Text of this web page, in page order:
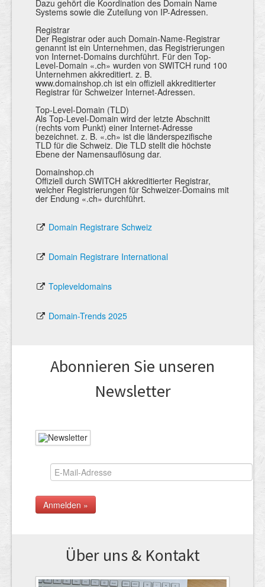
Dazu gehört die Koordination des Domain Name
Systems sowie die Zuteilung von IP-Adressen.
Registrar
Der Registrar oder auch Domain-Name-Registrar
genannt ist ein Unternehmen, das Registrierungen
von Internet-Domains durchführt. Für den Top-
Level-Domain «.ch» wurden von SWITCH rund 100
Unternehmen akkreditiert. z. B.
www.domainshop.ch ist ein offiziell akkreditierter
Registrar für Schweizer Internet-Adressen.
Top-Level-Domain (TLD)
Als Top-Level-Domain wird der letzte Abschnitt
(rechts vom Punkt) einer Internet-Adresse
bezeichnet. z. B. «.ch» ist die länderspezifische
TLD für die Schweiz. Die TLD stellt die höchste
Ebene der Namensauflösung dar.
Domainshop.ch
Offiziell durch SWITCH akkreditierter Registrar,
welcher Registrierungen für Schweizer-Domains mit
der Endung «.ch» durchführt.
Domain Registrare Schweiz
Domain Registrare International
Topleveldomains
Domain-Trends 2025
Abonnieren Sie unseren
News­letter
Über uns & Kontakt